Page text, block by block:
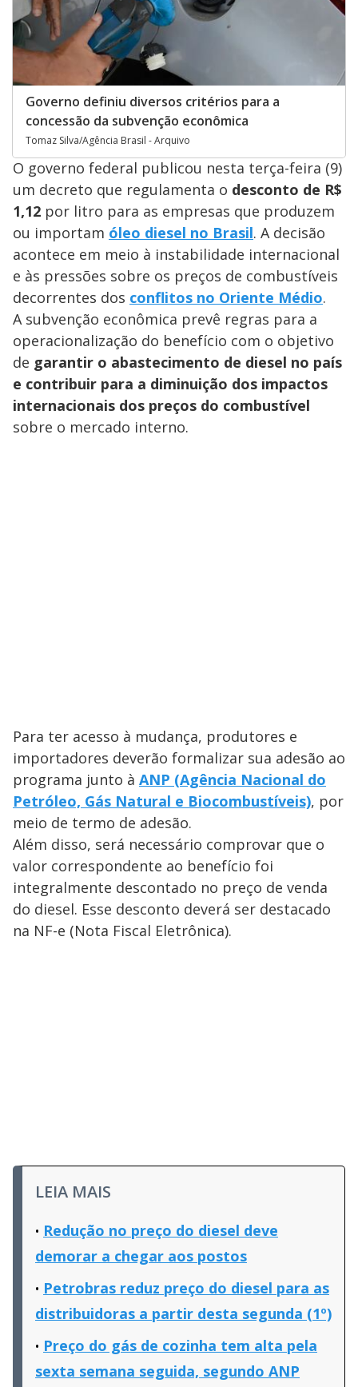
Governo definiu diversos critérios para a
concessão da subvenção econômica
Tomaz Silva/Agência Brasil - Arquivo
O governo federal publicou nesta terça-feira (9)
um decreto que regulamenta o desconto de R$
1,12 por litro para as empresas que produzem
ou importam óleo diesel no Brasil. A decisão
acontece em meio à instabilidade internacional
e às pressões sobre os preços de combustíveis
decorrentes dos conflitos no Oriente Médio.
A subvenção econômica prevê regras para a
operacionalização do benefício com o objetivo
de garantir o abastecimento de diesel no país
e contribuir para a diminuição dos impactos
internacionais dos preços do combustível
sobre o mercado interno.
Para ter acesso à mudança, produtores e
importadores deverão formalizar sua adesão ao
programa junto à ANP (Agência Nacional do
Petróleo, Gás Natural e Biocombustíveis), por
meio de termo de adesão.
Além disso, será necessário comprovar que o
valor correspondente ao benefício foi
integralmente descontado no preço de venda
do diesel. Esse desconto deverá ser destacado
na NF-e (Nota Fiscal Eletrônica).
LEIA MAIS
Redução no preço do diesel deve
demorar a chegar aos postos
Petrobras reduz preço do diesel para as
distribuidoras a partir desta segunda (1º)
Preço do gás de cozinha tem alta pela
sexta semana seguida, segundo ANP